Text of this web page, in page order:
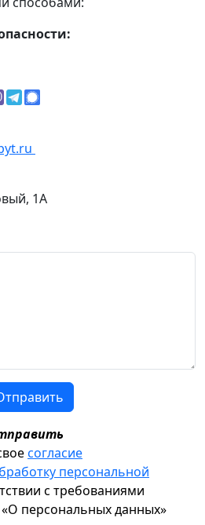
1А
согласие
персональной
с требованиями
персональных данных»